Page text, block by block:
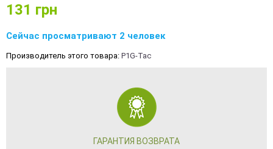
131 грн
Сейчас просматривают 2 человек
Производитель этого товара: P1G-Tac
ГАРАНТИЯ ВОЗВРАТА